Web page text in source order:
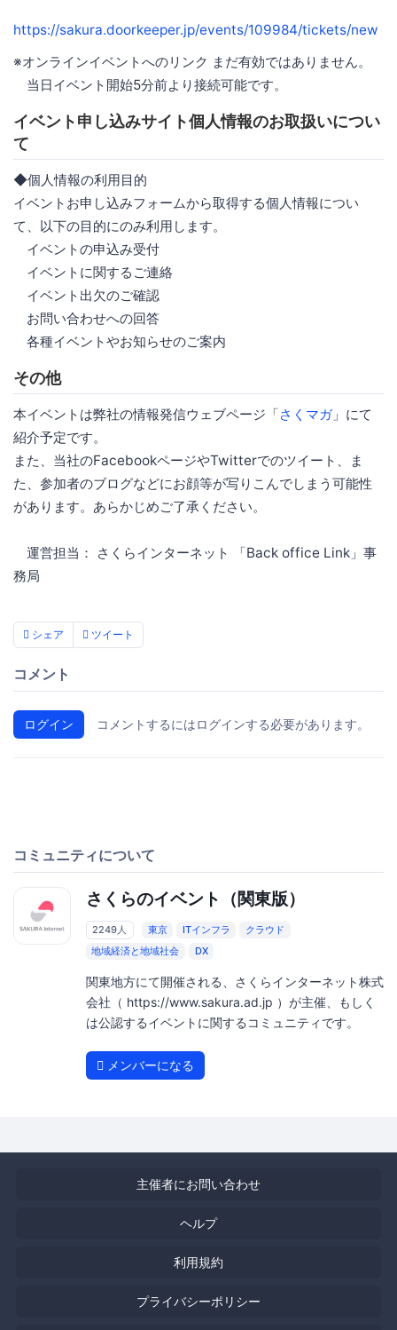
https://sakura.doorkeeper.jp/events/109984/tickets/new
※オンラインイベントへのリンク まだ有効ではありません。
当日イベント開始5分前より接続可能です。
イベント申し込みサイト個人情報のお取扱いについ
て
◆個人情報の利用目的
イベントお申し込みフォームから取得する個人情報につい
て、以下の目的にのみ利用します。
イベントの申込み受付
イベントに関するご連絡
イベント出欠のご確認
お問い合わせへの回答
各種イベントやお知らせのご案内
その他
本イベントは弊社の情報発信ウェブページ「さくマガ 」にて
紹介予定です。
また、当社のFacebookページやTwitterでのツイート、ま
た、参加者のブログなどにお顔等が写りこんでしまう可能性
があります。あらかじめご了承ください。
運営担当： さくらインターネット 「Back office Link」事
務局
シェア ツイート
コメント
ログイン コメントするにはログインする必要があります。
コミュニティについて
さくらのイベント（関東版）
2249人 東京 ITインフラ
クラウド
地域経済と地域社会
DX
関東地方にて開催される、さくらインターネット株式
会社（ https://www.sakura.ad.jp ）が主催、もしく
は公認するイベントに関するコミュニティです。
メンバーになる
主催者にお問い合わせ
ヘルプ
利用規約
プライバシーポリシー